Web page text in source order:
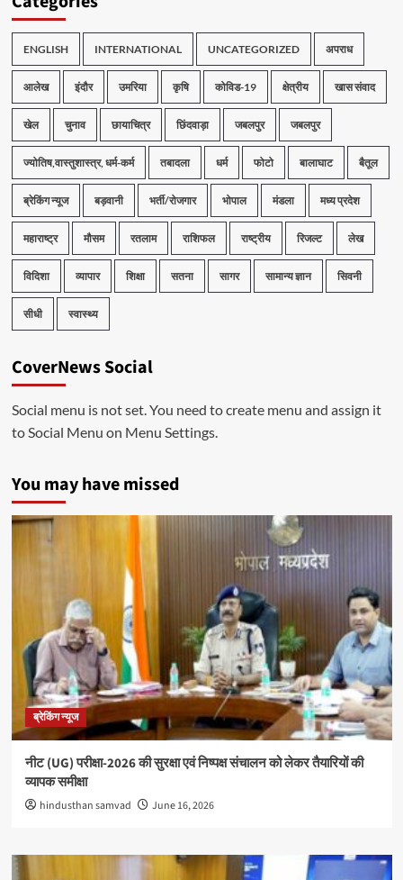
ENGLISH INTERNATIONAL UNCATEGORIZED अपराध
आलेख इंदौर उमरिया कृषि कोविड-19 क्षेत्रीय खास संवाद
खेल चुनाव छायाचित्र छिंदवाड़ा जबलपुर जबलपुर
ज्योतिष,वास्तुशास्त्र, धर्म-कर्म तबादला धर्म फोटो बालाघाट बैतूल
ब्रेकिंग न्यूज बड़वानी भर्ती/रोजगार भोपाल मंडला मध्य प्रदेश
महाराष्ट्र मौसम रतलाम राशिफल राष्ट्रीय रिजल्ट लेख
विदिशा व्यापार शिक्षा सतना सागर सामान्य ज्ञान सिवनी
सीधी स्वास्थ्य
CoverNews Social
Social menu is not set. You need to create menu and assign it
to Social Menu on Menu Settings.
You may have missed
ब्रेकिंग न्यूज
नीट (UG) परीक्षा-2026 की सुरक्षा एवं निष्पक्ष संचालन को लेकर तैयारियों की
व्यापक समीक्षा
hindusthan samvad June 16, 2026